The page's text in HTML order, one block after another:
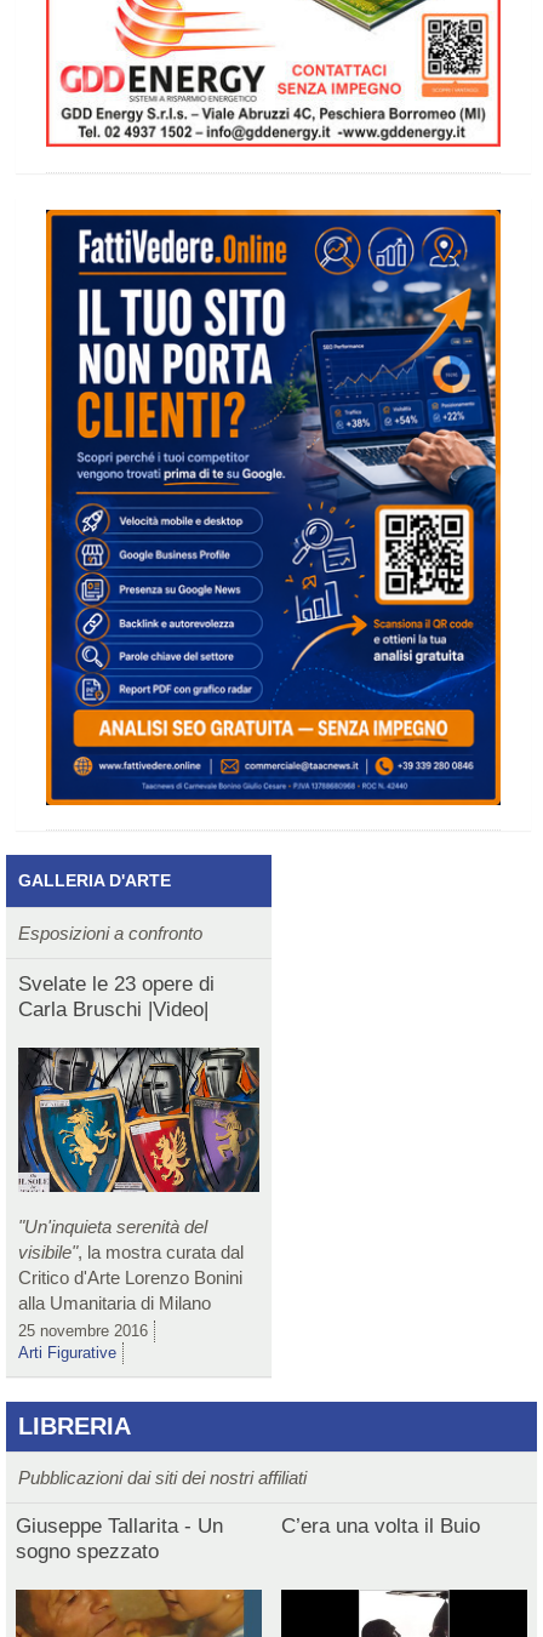
GALLERIA D'ARTE
Esposizioni a confronto
Svelate le 23 opere di
Carla Bruschi |Video|
"Un'inquieta serenità del
visibile", la mostra curata dal
Critico d'Arte Lorenzo Bonini
alla Umanitaria di Milano
25 novembre 2016
Arti Figurative
LIBRERIA
Pubblicazioni dai siti dei nostri affiliati
Giuseppe Tallarita - Un
sogno spezzato
C’era una volta il Buio